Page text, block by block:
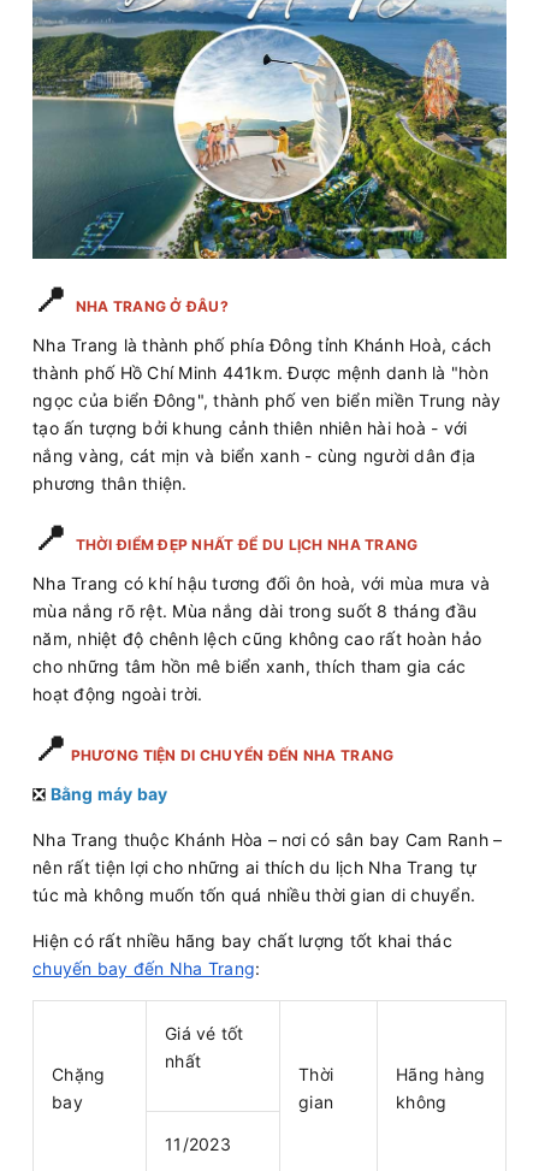
📍 NHA TRANG Ở ĐÂU?
Nha Trang là thành phố phía Đông tỉnh Khánh Hoà, cách
thành phố Hồ Chí Minh 441km. Được mệnh danh là "hòn
ngọc của biển Đông", thành phố ven biển miền Trung này
tạo ấn tượng bởi khung cảnh thiên nhiên hài hoà - với
nắng vàng, cát mịn và biển xanh - cùng người dân địa
phương thân thiện.
📍 THỜI ĐIỂM ĐẸP NHẤT ĐỂ DU LỊCH NHA TRANG
Nha Trang có khí hậu tương đối ôn hoà, với mùa mưa và
mùa nắng rõ rệt. Mùa nắng dài trong suốt 8 tháng đầu
năm, nhiệt độ chênh lệch cũng không cao rất hoàn hảo
cho những tâm hồn mê biển xanh, thích tham gia các
hoạt động ngoài trời.
📍 PHƯƠNG TIỆN DI CHUYỂN ĐẾN NHA TRANG
❎ Bằng máy bay
Nha Trang thuộc Khánh Hòa – nơi có sân bay Cam Ranh –
nên rất tiện lợi cho những ai thích du lịch Nha Trang tự
túc mà không muốn tốn quá nhiều thời gian di chuyển.
Hiện có rất nhiều hãng bay chất lượng tốt khai thác
chuyến bay đến Nha Trang:
Chặng
bay
Giá vé tốt
nhất
Thời
gian
Hãng hàng
không
11/2023